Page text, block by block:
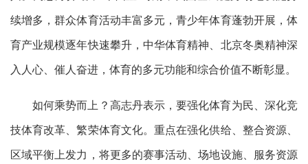
续增多，群众体育活动丰富多元，青少年体育蓬勃开展，体
育产业规模逐年快速攀升，中华体育精神、北京冬奥精神深
入人心、催人奋进，体育的多元功能和综合价值不断彰显。
如何乘势而上？高志丹表示，要强化体育为民、深化竞
技体育改革、繁荣体育文化。重点在强化供给、整合资源、
区域平衡上发力，将更多的赛事活动、场地设施、服务资源